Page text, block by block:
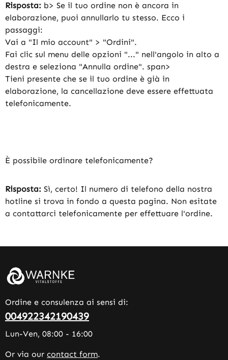
Risposta: b> Se il tuo ordine non è ancora in
elaborazione, puoi annullarlo tu stesso. Ecco i
passaggi:
Vai a "Il mio account" > "Ordini".
Fai clic sul menu delle opzioni "..." nell'angolo in alto a
destra e seleziona "Annulla ordine". span>
Tieni presente che se il tuo ordine è già in
elaborazione, la cancellazione deve essere effettuata
telefonicamente.
È possibile ordinare telefonicamente?
Risposta: Sì, certo! Il numero di telefono della nostra
hotline si trova in fondo a questa pagina. Non esitate
a contattarci telefonicamente per effettuare l'ordine.
Ordine e consulenza ai sensi di:
004922342190439
Lun-Ven, 08:00 - 16:00
Or via our contact form.